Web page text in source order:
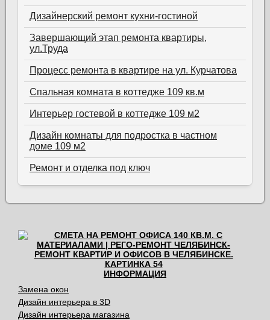
Дизайнерский ремонт кухни-гостиной
Завершающий этап ремонта квартиры,
ул.Труда
Процесс ремонта в квартире на ул. Курчатова
Спальная комната в коттедже 109 кв.м
Интерьер гостевой в коттедже 109 м2
Дизайн комнаты для подростка в частном
доме 109 м2
Ремонт и отделка под ключ
ИНФОРМАЦИЯ
Замена окон
Дизайн интерьера в 3D
Дизайн интерьера магазина